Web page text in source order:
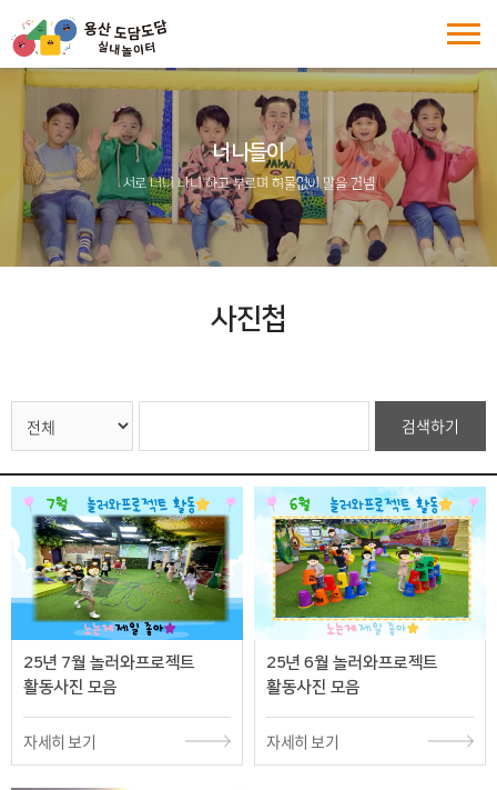
너나들이
서로 너니 나니 하고 부르며 허물없이 말을 건넴
사진첩
검색하기
25년 7월 놀러와프로젝트
활동사진 모음
자세히 보기
25년 6월 놀러와프로젝트
활동사진 모음
자세히 보기